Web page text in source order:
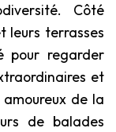
Côté
leurs terrasses
pour regarder
et
de la
de balades